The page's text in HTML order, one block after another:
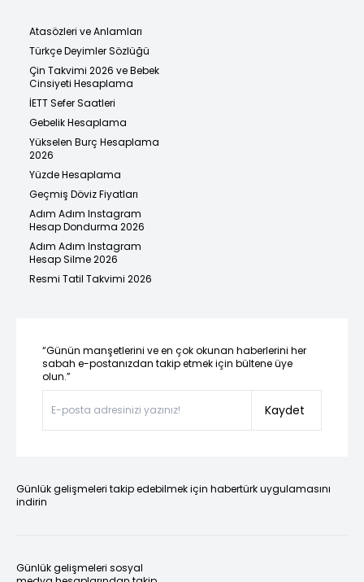
Atasözleri ve Anlamları
Türkçe Deyimler Sözlüğü
Çin Takvimi 2026 ve Bebek
Cinsiyeti Hesaplama
İETT Sefer Saatleri
Gebelik Hesaplama
Yükselen Burç Hesaplama
2026
Yüzde Hesaplama
Geçmiş Döviz Fiyatları
Adım Adım Instagram
Hesap Dondurma 2026
Adım Adım Instagram
Hesap Silme 2026
Resmi Tatil Takvimi 2026
“Günün manşetlerini ve en çok okunan haberlerini her
sabah e-postanızdan takip etmek için bültene üye
olun.”
Kaydet
Günlük gelişmeleri takip edebilmek için habertürk uygulamasını
indirin
Günlük gelişmeleri sosyal